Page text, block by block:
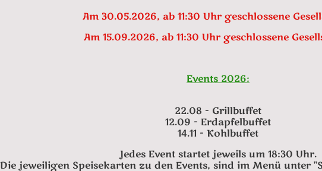
Am 30.05.2026, ab 11:30 Uhr geschlossene
Am 15.09.2026, ab 11:30 Uhr geschlossene
Events 2026:
22.08 - Grillbuffet
12.09 - Erdapfelbuffet
14.11 - Kohlbuffet
Jedes Event startet jeweils um 18:30 Uhr.
Die jeweiligen Speisekarten zu den Events, sind im Menü unter